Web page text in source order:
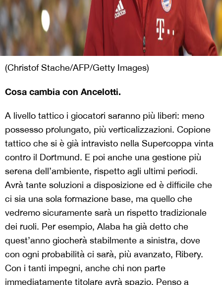
(Christof Stache/AFP/Getty Images)
Cosa cambia con Ancelotti.
A livello tattico i giocatori saranno più liberi: meno
possesso prolungato, più verticalizzazioni. Copione
tattico che si è già intravisto nella Supercoppa vinta
contro il Dortmund. E poi anche una gestione più
serena dell’ambiente, rispetto agli ultimi periodi.
Avrà tante soluzioni a disposizione ed è difficile che
ci sia una sola formazione base, ma quello che
vedremo sicuramente sarà un rispetto tradizionale
dei ruoli. Per esempio, Alaba ha già detto che
quest’anno giocherà stabilmente a sinistra, dove
con ogni probabilità ci sarà, più avanzato, Ribery.
Con i tanti impegni, anche chi non parte
immediatamente titolare avrà spazio. Penso a